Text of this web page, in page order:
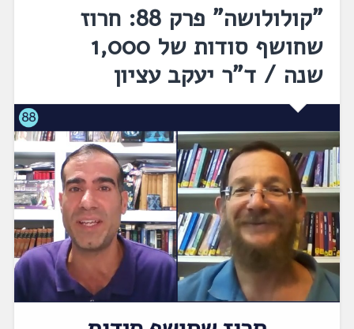
"קולולושה" פרק 88: חרוז
שחושף סודות של 1,000
שנה / ד"ר יעקב עציון